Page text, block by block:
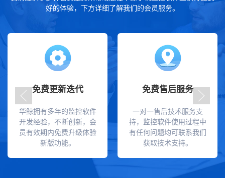
好的体验，下方详细了解我们的会员服务。
免费更新迭代
华鲸拥有多年的监控软件
开发经验，不断创新，会
员有效期内免费升级体验
新版功能。
免费售后服务
一对一售后技术服务支
持，监控软件使用过程中
有任何问题均可联系我们
获取技术支持。